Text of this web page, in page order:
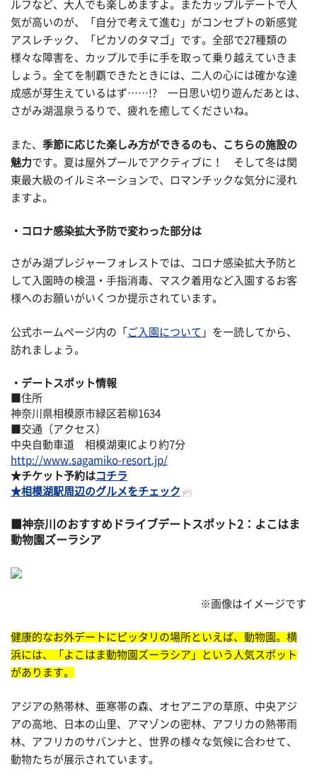
ルフなど、大人でも楽しめますよ。またカップルデートで人
気が高いのが、「自分で考えて進む」がコンセプトの新感覚
アスレチック、「ピカソのタマゴ」です。全部で27種類の
様々な障害を、カップルで手に手を取って乗り越えていきま
しょう。全てを制覇できたときには、二人の心には確かな達
成感が芽生えているはず……!? 一日思い切り遊んだあとは、
さがみ湖温泉うるりで、疲れを癒してくださいね。
また、 季節に応じた楽しみ方ができるのも、こちらの施設の
魅力です。夏は屋外プールでアクティブに！ そして冬は関
東最大級のイルミネーションで、ロマンチックな気分に浸れ
ますよ。
コロナ感染拡大予防で変わった部分は
さがみ湖プレジャーフォレストでは、コロナ感染拡大予防と
して入園時の検温・手指消毒、マスク着用など入園するお客
様へのお願いがいくつか提示されています。
公式ホームページ内の「 ご入園について 」を一読してから、
訪れましょう。
デートスポット情報
■住所
神奈川県相模原市緑区若柳1634
■交通（アクセス）
中央自動車道 相模湖東ICより約7分
http://www.sagamiko-resort.jp/
★チケット予約はコチラ
★相模湖駅周辺のグルメをチェック
神奈川のおすすめドライブデートスポット2：よこはま
動物園ズーラシア
※画像はイメージです
健康的なお外デートにピッタリの場所といえば、動物園。横
浜には、「よこはま動物園ズーラシア」という人気スポット
があります。
アジアの熱帯林、亜寒帯の森、オセアニアの草原、中央アジ
アの高地、日本の山里、アマゾンの密林、アフリカの熱帯雨
林、アフリカのサバンナと、世界の様々な気候に合わせて、
動物たちが展示されています。